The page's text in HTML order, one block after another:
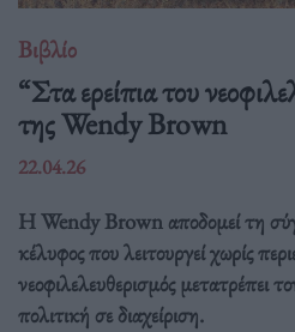
Βιβλίο
“Στα ερείπια του
της Wendy Brown
22.04.26
Η Wendy Brown αποδομεί τη
κέλυφος που λειτουργεί χωρίς
νεοφιλελευθερισμός μετατρέπει
πολιτική σε διαχείριση.